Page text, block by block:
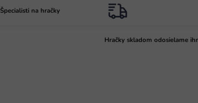
Špecialisti na hračky
Hračky skladom odosielame